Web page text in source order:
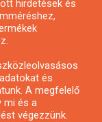
hirdetések és
és
A megfelelő
mi és a
végezzünk.